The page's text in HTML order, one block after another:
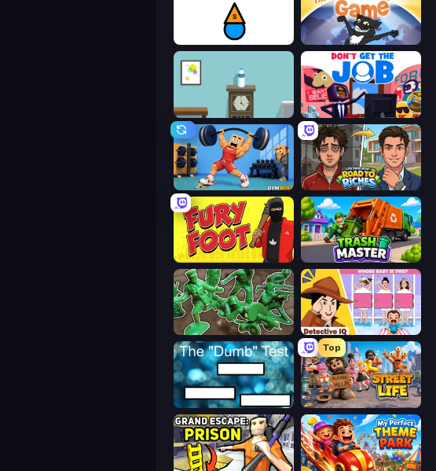
Stupidity Test
Flip Bottle Don't Get the Job
Gym Boss Life Simulator: Road to Riches
Fury Foot Trash Master
Soldiers - Capture and Control! Detective IQ: Brain Games
The Dumb Test
Top
Street Life